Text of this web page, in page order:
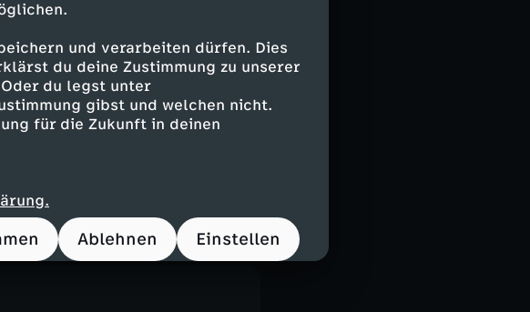
und verarbeiten dürfen. Dies
du deine Zustimmung zu unserer
du legst unter
gibst und welchen nicht.
für die Zukunft in deinen
Ablehnen Einstellen